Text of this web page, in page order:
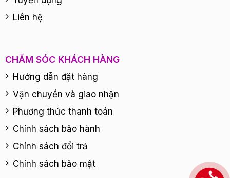
Liên hệ
CHĂM SÓC KHÁCH HÀNG
Hướng dẫn đặt hàng
Vận chuyển và giao nhận
Phương thức thanh toán
Chính sách bảo hành
Chính sách đổi trả
Chính sách bảo mật